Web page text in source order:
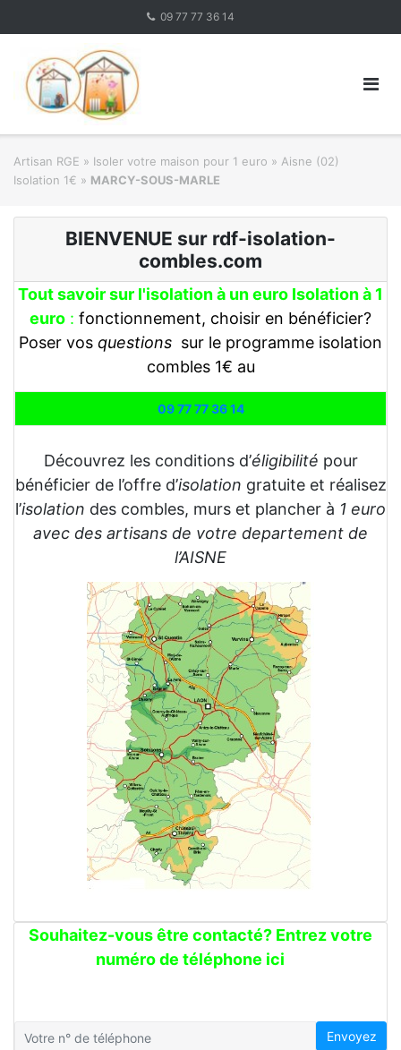
09 77 77 36 14
Artisan RGE » Isoler votre maison pour 1 euro » Aisne (02)
Isolation 1€ » MARCY-SOUS-MARLE
BIENVENUE sur rdf-isolation-
combles.com
Tout savoir sur l'isolation à un euro Isolation à 1
euro : fonctionnement, choisir en bénéficier?
Poser vos questions sur le programme isolation
combles 1€ au
09 77 77 36 14
Découvrez les conditions d’éligibilité pour
bénéficier de l’offre d’isolation gratuite et réalisez
l’isolation des combles, murs et plancher à 1 euro
avec des artisans de votre departement de
l’AISNE
Souhaitez-vous être contacté? Entrez votre
numéro de téléphone ici
Envoyez